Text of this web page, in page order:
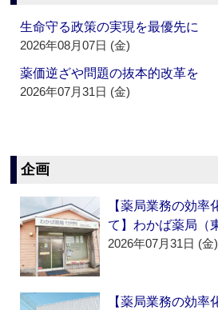
生命守る政策の実現を最優先に
2026年08月07日 (金)
薬価逆ざや問題の抜本的改革を
2026年07月31日 (金)
企画
【薬局業務の効率
て】わかば薬局（
2026年07月31日 (金)
【薬局業務の効率